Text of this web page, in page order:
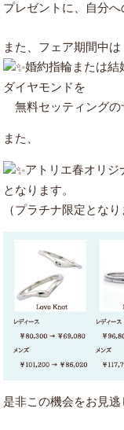
プレゼントに、自分
また、フェア期間中は
婚約指輪または結
ダイヤモンドを
無料セッティングの
また、
アトリエ春オリ
となります。
（プラチナ限定となり
是非この機会をお見逃